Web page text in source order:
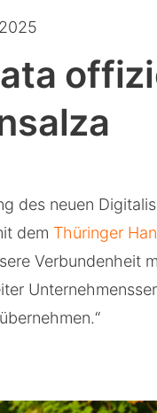
des neuen
dem Thüringer
Verbundenheit